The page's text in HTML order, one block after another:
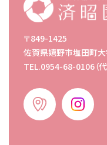
〒849-1425
佐賀県嬉野市塩田町
TEL.0954-68-0106（代